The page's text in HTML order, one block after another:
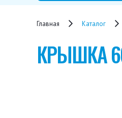
Главная Каталог
КРЫШКА